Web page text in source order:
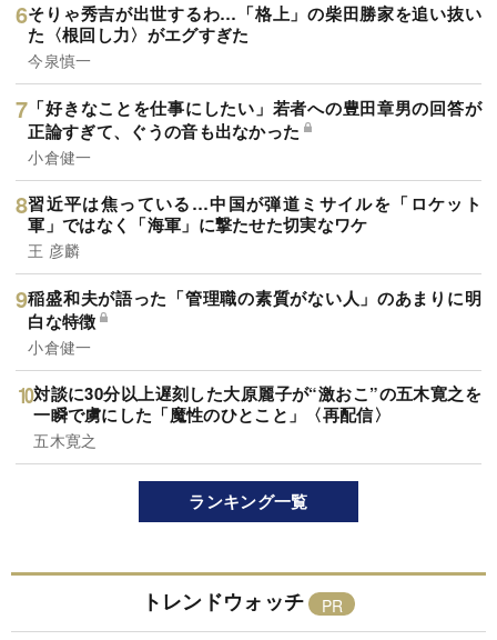
そりゃ秀吉が出世するわ…「格上」の柴田勝家を追い抜い
た〈根回し力〉がエグすぎた
今泉慎一
「好きなことを仕事にしたい」若者への豊田章男の回答が
正論すぎて、ぐうの音も出なかった
小倉健一
習近平は焦っている…中国が弾道ミサイルを「ロケット
軍」ではなく「海軍」に撃たせた切実なワケ
王 彦麟
稲盛和夫が語った「管理職の素質がない人」のあまりに明
白な特徴
小倉健一
対談に30分以上遅刻した大原麗子が“激おこ”の五木寛之を
一瞬で虜にした「魔性のひとこと」〈再配信〉
五木寛之
ランキング一覧
トレンドウォッチ